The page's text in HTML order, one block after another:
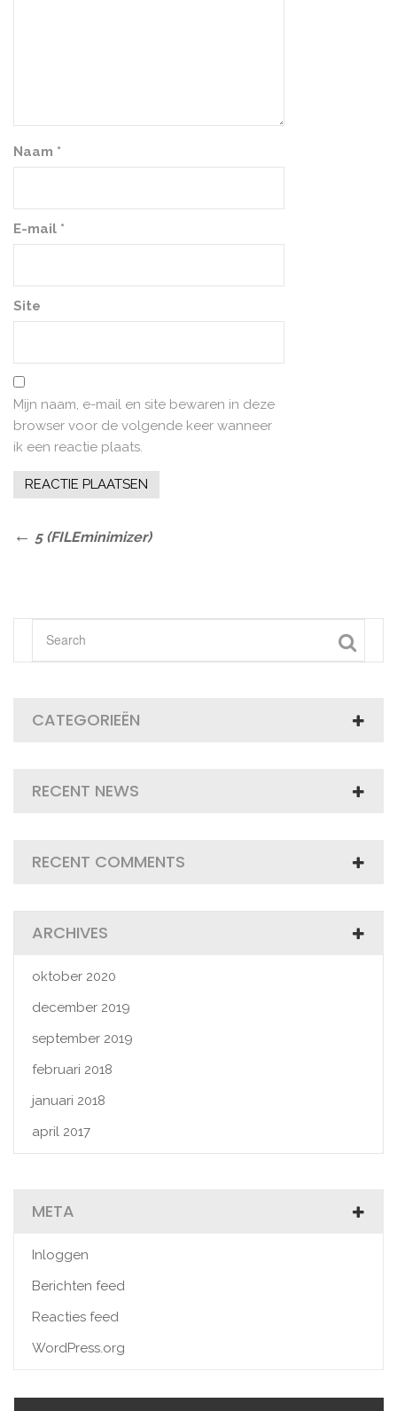
Naam *
E-mail *
Site
Mijn naam, e-mail en site bewaren in deze
browser voor de volgende keer wanneer
ik een reactie plaats.
Bericht
Previous
5 (FILEminimizer)
CATEGORIEËN
RECENT NEWS
RECENT COMMENTS
ARCHIVES
oktober 2020
december 2019
september 2019
februari 2018
januari 2018
april 2017
META
Inloggen
Berichten feed
Reacties feed
WordPress.org